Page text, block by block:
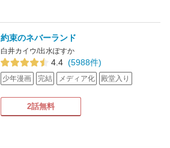
約束のネバーランド
白井カイウ/出水ぽすか
4.4 (5988件)
少年漫画 完結 メディア化 殿堂入り
2話無料